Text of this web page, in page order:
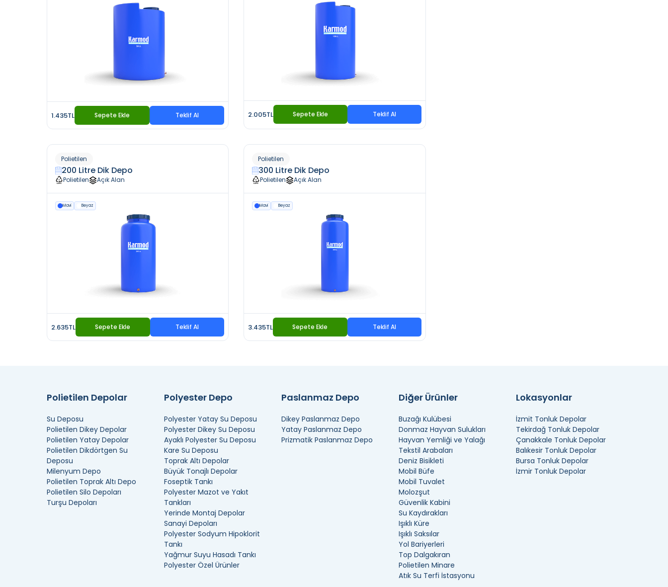
1.435TL Sepete Ekle Teklif Al 2.005TL Sepete Ekle Teklif Al
Polietilen
200 Litre Dik Depo
Polietilen Açık Alan
Mavi Beyaz
2.635TL Sepete Ekle Teklif Al
Polietilen
300 Litre Dik Depo
Polietilen Açık Alan
Mavi Beyaz
3.435TL Sepete Ekle Teklif Al
Polietilen Depolar
Su Deposu
Polietilen Dikey Depolar
Polietilen Yatay Depolar
Polietilen Dikdörtgen Su
Deposu
Milenyum Depo
Polietilen Toprak Altı Depo
Polietilen Silo Depoları
Turşu Depoları
Polyester Depo
Polyester Yatay Su Deposu
Polyester Dikey Su Deposu
Ayaklı Polyester Su Deposu
Kare Su Deposu
Toprak Altı Depolar
Büyük Tonajlı Depolar
Foseptik Tankı
Polyester Mazot ve Yakıt
Tankları
Yerinde Montaj Depolar
Sanayi Depoları
Polyester Sodyum Hipoklorit
Tankı
Yağmur Suyu Hasadı Tankı
Polyester Özel Ürünler
Paslanmaz Depo
Dikey Paslanmaz Depo
Yatay Paslanmaz Depo
Prizmatik Paslanmaz Depo
Diğer Ürünler
Buzağı Kulübesi
Donmaz Hayvan Sulukları
Hayvan Yemliği ve Yalağı
Tekstil Arabaları
Deniz Bisikleti
Mobil Büfe
Mobil Tuvalet
Molozşut
Güvenlik Kabini
Su Kaydırakları
Işıklı Küre
Işıklı Saksılar
Yol Bariyerleri
Top Dalgakıran
Polietilen Minare
Atık Su Terfi İstasyonu
Lokasyonlar
İzmit Tonluk Depolar
Tekirdağ Tonluk Depolar
Çanakkale Tonluk Depolar
Balıkesir Tonluk Depolar
Bursa Tonluk Depolar
İzmir Tonluk Depolar